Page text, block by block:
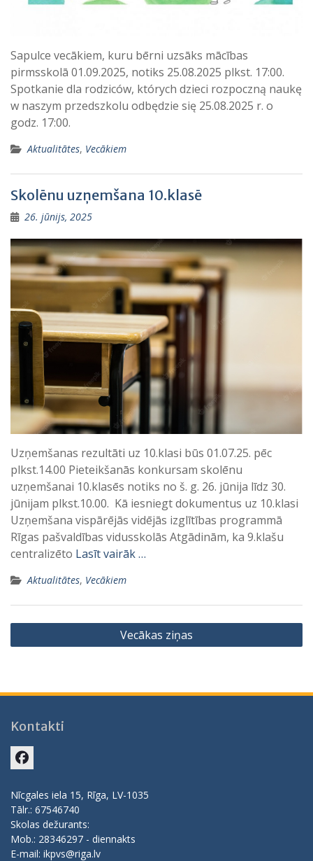
Sapulce vecākiem, kuru bērni uzsāks mācības
pirmsskolā 01.09.2025, notiks 25.08.2025 plkst. 17:00.
Spotkanie dla rodziców, których dzieci rozpoczną naukę
w naszym przedszkolu odbędzie się 25.08.2025 r. o
godz. 17:00.
Aktualitātes, Vecākiem
Skolēnu uzņemšana 10.klasē
26. jūnijs, 2025
Uzņemšanas rezultāti uz 10.klasi būs 01.07.25. pēc
plkst.14.00 Pieteikšanās konkursam skolēnu
uzņemšanai 10.klasēs notiks no š. g. 26. jūnija līdz 30.
jūnijam plkst.10.00. Kā iesniegt dokumentus uz 10.klasi
Uzņemšana vispārējās vidējās izglītības programmā
Rīgas pašvaldības vidusskolās Atgādinām, ka 9.klašu
centralizēto Lasīt vairāk …
Aktualitātes, Vecākiem
Ziņu
navigācija
Vecākas ziņas
Kontakti
Nīcgales iela 15, Rīga, LV-1035
Tālr.: 67546740
Skolas dežurants:
Mob.: 28346297 - diennakts
E-mail: ikpvs@riga.lv